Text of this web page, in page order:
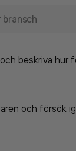
och beskriva hur
och försök